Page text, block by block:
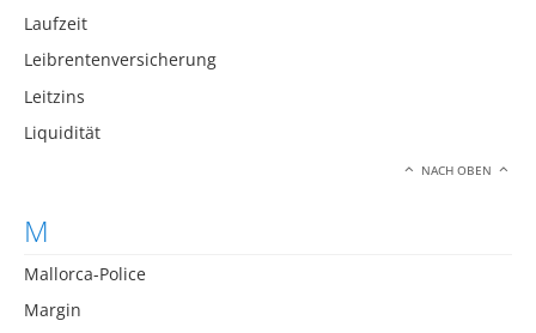
Laufzeit
Leibrentenversicherung
Leitzins
Liquidität
NACH OBEN
M
Mallorca-Police
Margin